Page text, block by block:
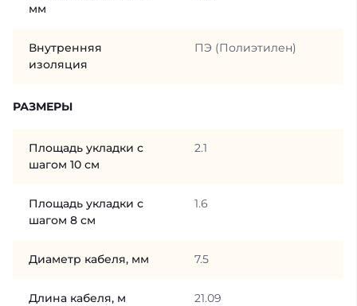
мм
Внутренняя
изоляция
ПЭ (Полиэтилен)
РАЗМЕРЫ
Площадь укладки с
шагом 10 см
2.1
Площадь укладки с
шагом 8 см
1.6
Диаметр кабеля, мм 7.5
Длина кабеля, м 21.09